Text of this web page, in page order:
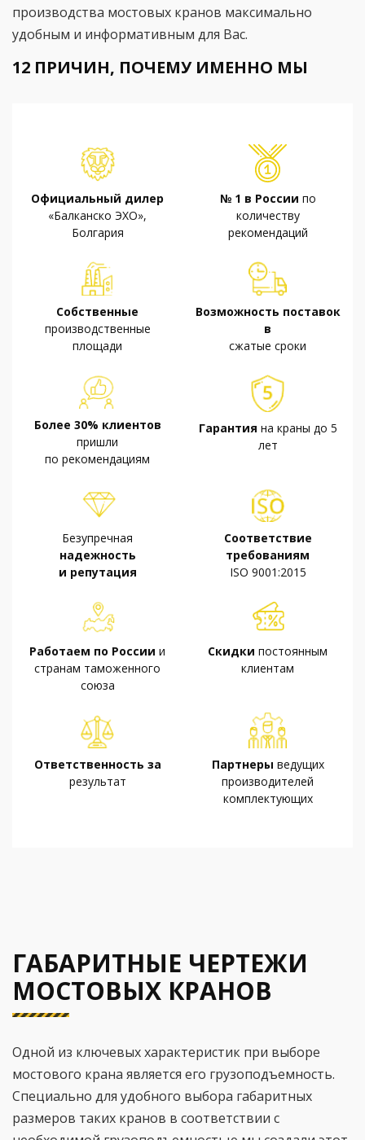
производства мостовых кранов максимально
удобным и информативным для Вас.
12 ПРИЧИН, ПОЧЕМУ ИМЕННО МЫ
Официальный дилер
«Балканско ЭХО»,
Болгария
№ 1 в России по
количеству
рекомендаций
Собственные
производственные
площади
Возможность поставок
в
сжатые сроки
Более 30% клиентов
пришли
по рекомендациям
Гарантия на краны до 5
лет
Безупречная
надежность
и репутация
Соответствие
требованиям
ISO 9001:2015
Работаем по России и
странам таможенного
союза
Скидки постоянным
клиентам
Ответственность за
результат
Партнеры ведущих
производителей
комплектующих
ГАБАРИТНЫЕ ЧЕРТЕЖИ
МОСТОВЫХ КРАНОВ
Одной из ключевых характеристик при выборе
мостового крана является его грузоподъемность.
Специально для удобного выбора габаритных
размеров таких кранов в соответствии с